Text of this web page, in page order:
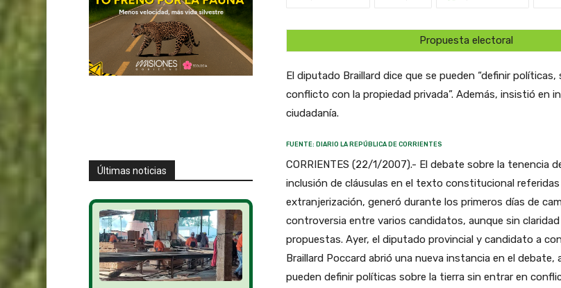
Últimas noticias
Propuesta electoral
El diputado Braillard dice que se pueden “definir políticas,
conflicto con la propiedad privada”. Además, insistió en
ciudadanía.
FUENTE: DIARIO LA REPÚBLICA DE CORRIENTES
CORRIENTES (22/1/2007).- El debate sobre la tenencia
inclusión de cláusulas en el texto constitucional referidas
extranjerización, generó durante los primeros días de
controversia entre varios candidatos, aunque sin claridad
propuestas. Ayer, el diputado provincial y candidato a
Braillard Poccard abrió una nueva instancia en el debate,
pueden definir políticas sobre la tierra sin entrar en